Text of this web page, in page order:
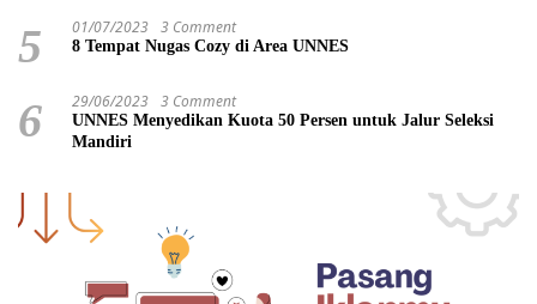
5 01/07/2023 3 Comment
8 Tempat Nugas Cozy di Area UNNES
6 29/06/2023 3 Comment
UNNES Menyedikan Kuota 50 Persen untuk Jalur Seleksi
Mandiri